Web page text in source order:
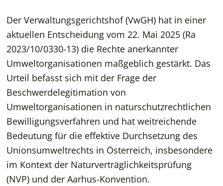
Der Verwaltungsgerichtshof (VwGH) hat in einer
aktuellen Entscheidung vom 22. Mai 2025 (Ra
2023/10/0330-13) die Rechte anerkannter
Umweltorganisationen maßgeblich gestärkt. Das
Urteil befasst sich mit der Frage der
Beschwerdelegitimation von
Umweltorganisationen in naturschutzrechtlichen
Bewilligungsverfahren und hat weitreichende
Bedeutung für die effektive Durchsetzung des
Unionsumweltrechts in Österreich, insbesondere
im Kontext der Naturverträglichkeitsprüfung
(NVP) und der Aarhus-Konvention.